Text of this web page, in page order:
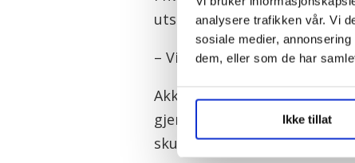
analysere trafikken vår. Vi
sosiale medier,
dem, eller som de har
Ikke tillat
utstyr.
– Vi gjør klart
Akkurat nå er de ekstra
gjennom alt som trengs til
skuffer underveis.